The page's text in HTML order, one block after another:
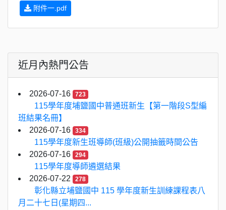
附件一.pdf
近月內熱門公告
2026-07-16 723
115學年度埔鹽國中普通班新生【第一階段S型編
班結果名冊】
2026-07-16
334
115學年度新生班導師(班級)公開抽籤時間公告
2026-07-16
294
115學年度導師遴選結果
2026-07-22
278
彰化縣立埔鹽國中 115 學年度新生訓練課程表八
月二十七日(星期四...